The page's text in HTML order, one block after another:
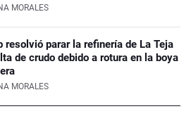
MORALES
resolvió parar la refinería de La Teja
de crudo debido a rotura en la boya
MORALES